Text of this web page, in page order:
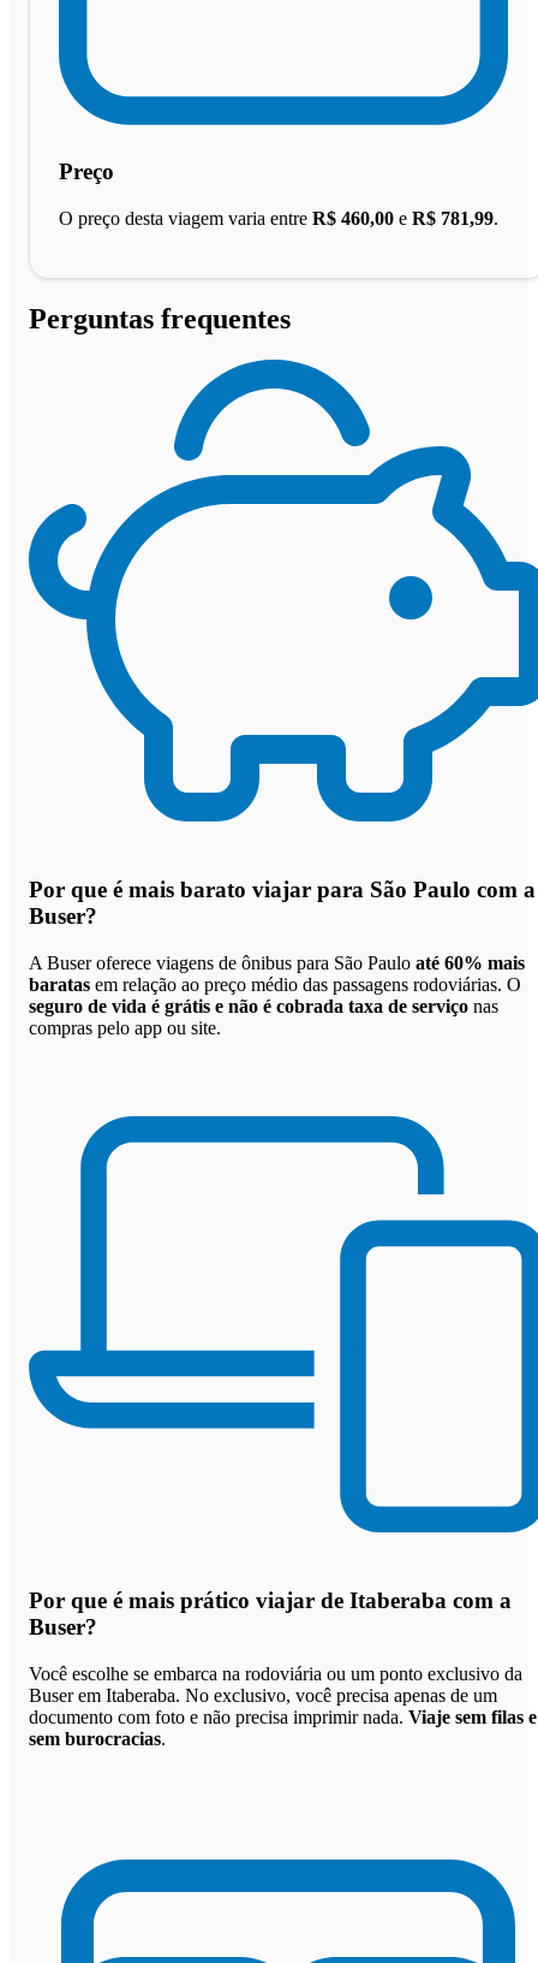
Preço
O preço desta viagem varia entre R$ 460,00 e R$ 781,99.
Perguntas frequentes
Por que é mais barato viajar para São Paulo com a
Buser?
A Buser oferece viagens de ônibus para São Paulo até 60% mais
baratas em relação ao preço médio das passagens rodoviárias. O
seguro de vida é grátis e não é cobrada taxa de serviço nas
compras pelo app ou site.
Por que é mais prático viajar de Itaberaba com a
Buser?
Você escolhe se embarca na rodoviária ou um ponto exclusivo da
Buser em Itaberaba. No exclusivo, você precisa apenas de um
documento com foto e não precisa imprimir nada. Viaje sem filas e
sem burocracias.